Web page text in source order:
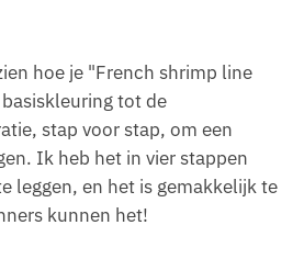
hoe je "French shrimp line
tot de
stap voor stap, om een
Ik heb het in vier stappen
leggen, en het is gemakkelijk te
kunnen het!